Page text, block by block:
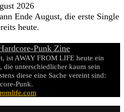
2026
Ende August, die erste Single
heute.
ist AWAY FROM LIFE heute ein
die unterschiedlicher kaum sein
diese eine Sache vereint sind:
Punk.